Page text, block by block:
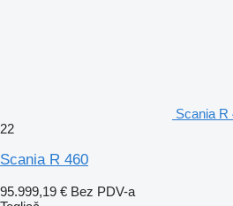
Scania R
22
Scania R 460
95.999,19 € Bez PDV-a